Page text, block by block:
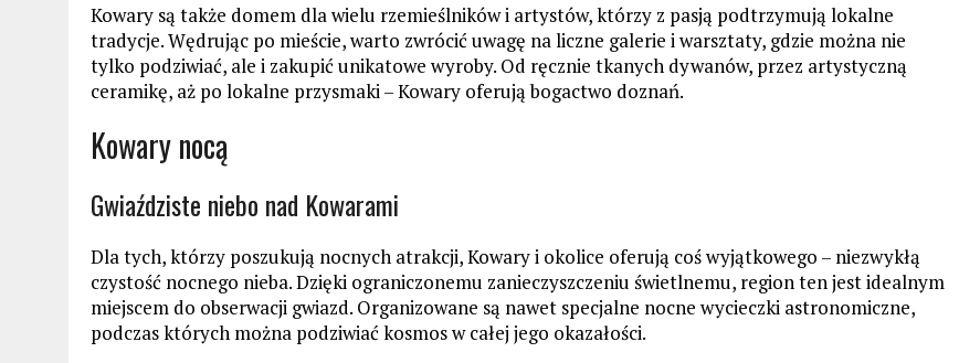
Kowary są także domem dla wielu rzemieślników i artystów, którzy z pasją podtrzymują lokalne
tradycje. Wędrując po mieście, warto zwrócić uwagę na liczne galerie i warsztaty, gdzie można nie
tylko podziwiać, ale i zakupić unikatowe wyroby. Od ręcznie tkanych dywanów, przez artystyczną
ceramikę, aż po lokalne przysmaki – Kowary oferują bogactwo doznań.
Kowary nocą
Gwiaździste niebo nad Kowarami
Dla tych, którzy poszukują nocnych atrakcji, Kowary i okolice oferują coś wyjątkowego – niezwykłą
czystość nocnego nieba. Dzięki ograniczonemu zanieczyszczeniu świetlnemu, region ten jest idealnym
miejscem do obserwacji gwiazd. Organizowane są nawet specjalne nocne wycieczki astronomiczne,
podczas których można podziwiać kosmos w całej jego okazałości.